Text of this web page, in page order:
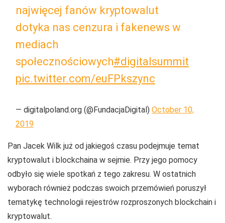
najwięcej fanów kryptowalut
dotyka nas cenzura i fakenews w
mediach
społecznościowych#digitalsummit
pic.twitter.com/euFPkszync
— digitalpoland.org (@FundacjaDigital) October 10,
2019
Pan Jacek Wilk już od jakiegoś czasu podejmuje temat
kryptowalut i blockchaina w sejmie. Przy jego pomocy
odbyło się wiele spotkań z tego zakresu. W ostatnich
wyborach również podczas swoich przemówień poruszył
tematykę technologii rejestrów rozproszonych blockchain i
kryptowalut.